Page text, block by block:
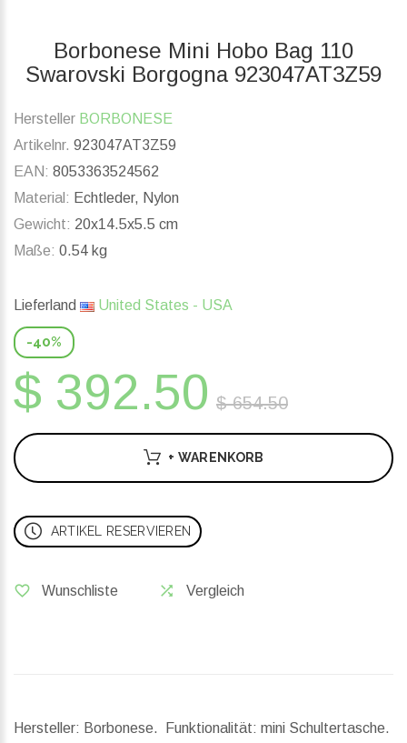
Borbonese Mini Hobo Bag 110
Swarovski Borgogna 923047AT3Z59
Hersteller BORBONESE
Artikelnr. 923047AT3Z59
EAN: 8053363524562
Material: Echtleder, Nylon
Gewicht: 20x14.5x5.5 cm
Maße: 0.54 kg
Lieferland United States - USA
-40%
$ 392.50 $ 654.50
+ WARENKORB
ARTIKEL RESERVIEREN
Wunschliste Vergleich
Hersteller: Borbonese. Funktionalität: mini Schultertasche.